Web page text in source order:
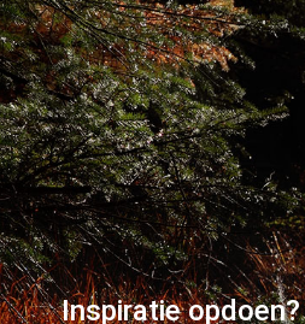
Inspiratie opdoen?